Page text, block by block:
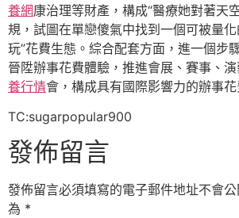
養網康治理等財產，構成“醫療她對著天
規，試圖在單戀傻氣中找到一個可被量
玩”花費生態。綜合配套方面，進一個步
晉陞辦事花費體驗，推進會展、賽事、
養行情會，構成具有國際影響力的辦事
TC:sugarpopular900
發佈留言
發佈留言必須填寫的電子郵件地址不會公
為 *